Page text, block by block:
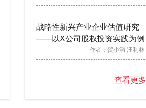
战略性新兴产业企业估值研究
——以X公司股权投资实践为例
作者： 贺小滔 汪利林
查看更多